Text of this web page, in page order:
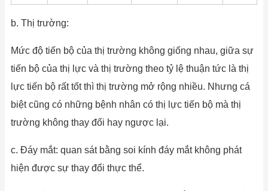
b. Thị trường:
Mức độ tiến bộ của thị trường không giống nhau, giữa sự
tiến bộ của thị lực và thị trường theo tỷ lệ thuận tức là thị
lực tiến bộ rất tốt thì thị trường mở rộng nhiều. Nhưng cá
biệt cũng có những bệnh nhân có thị lực tiến bộ mà thị
trường không thay đổi hay ngược lại.
c. Đáy mắt: quan sát bằng soi kính đáy mắt không phát
hiện được sự thay đổi thực thể.